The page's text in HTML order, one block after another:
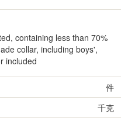
containing less than 70%
collar, including boys',
included
件
千克